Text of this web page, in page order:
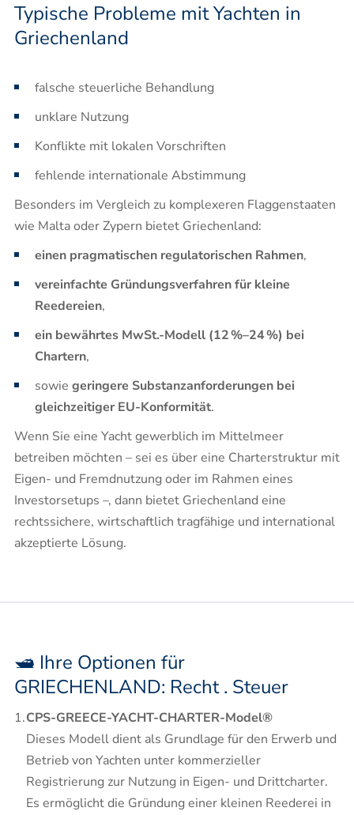
Typische Probleme mit Yachten in
Griechenland
falsche steuerliche Behandlung
unklare Nutzung
Konflikte mit lokalen Vorschriften
fehlende internationale Abstimmung
Besonders im Vergleich zu komplexeren Flaggenstaaten
wie Malta oder Zypern bietet Griechenland:
einen pragmatischen regulatorischen Rahmen,
vereinfachte Gründungsverfahren für kleine
Reedereien,
ein bewährtes MwSt.-Modell (12 %–24 %) bei
Chartern,
sowie geringere Substanzanforderungen bei
gleichzeitiger EU-Konformität.
Wenn Sie eine Yacht gewerblich im Mittelmeer
betreiben möchten – sei es über eine Charterstruktur mit
Eigen- und Fremdnutzung oder im Rahmen eines
Investorsetups –, dann bietet Griechenland eine
rechtssichere, wirtschaftlich tragfähige und international
akzeptierte Lösung.
🛥️ Ihre Optionen für
GRIECHENLAND: Recht . Steuer
CPS-GREECE-YACHT-CHARTER-Model®
Dieses Modell dient als Grundlage für den Erwerb und
Betrieb von Yachten unter kommerzieller
Registrierung zur Nutzung in Eigen- und Drittcharter.
Es ermöglicht die Gründung einer kleinen Reederei in